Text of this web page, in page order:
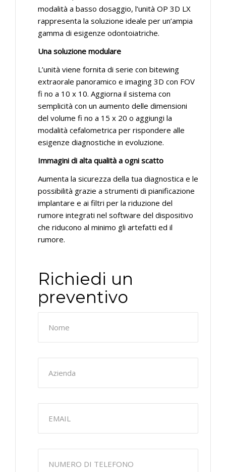
modalità a basso dosaggio, l’unità OP 3D LX
rappresenta la soluzione ideale per un’ampia
gamma di esigenze odontoiatriche.
Una soluzione modulare
L’unità viene fornita di serie con bitewing
extraorale panoramico e imaging 3D con FOV
fi no a 10 x 10. Aggiorna il sistema con
semplicità con un aumento delle dimensioni
del volume fi no a 15 x 20 o aggiungi la
modalità cefalometrica per rispondere alle
esigenze diagnostiche in evoluzione.
Immagini di alta qualità a ogni scatto
Aumenta la sicurezza della tua diagnostica e le
possibilità grazie a strumenti di pianificazione
implantare e ai filtri per la riduzione del
rumore integrati nel software del dispositivo
che riducono al minimo gli artefatti ed il
rumore.
Richiedi un
preventivo